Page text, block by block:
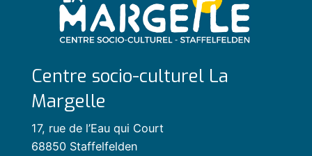
Centre socio-culturel La
Margelle
17, rue de l’Eau qui Court
68850 Staffelfelden